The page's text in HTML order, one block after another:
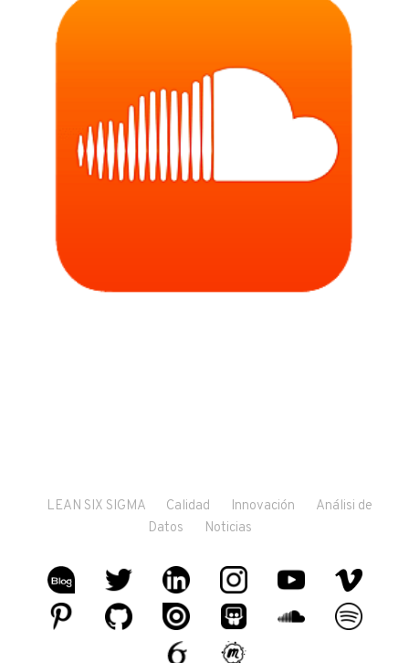
LEAN SIX SIGMA Calidad Innovación
Análisi de
Datos
Noticias